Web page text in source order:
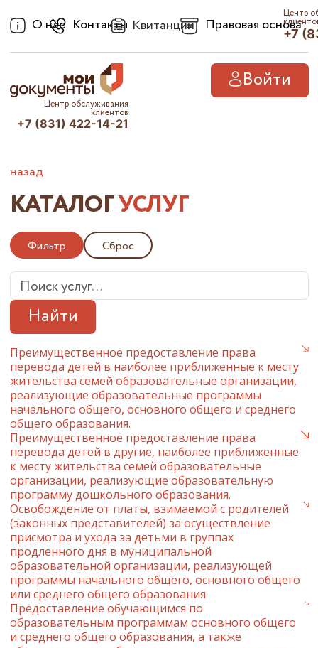
О нас Контакты Квитанции Правовая основа
Центр
+7
Войти
Центр обслуживания
клиентов
+7 (831) 422-14-21
назад
КАТАЛОГУСЛУГ
Фильтр Сброс
Найти
Преимущественное предоставление права
перевода детей в наиболее приближенные к месту
жительства семей образовательные организации,
реализующие образовательные программы
начального общего, основного общего и среднего
общего образования.
Преимущественное предоставление права
перевода детей в другие, наиболее приближенные
к месту жительства семей образовательные
организации, реализующие образовательную
программу дошкольного образования.
Освобождение от платы, взимаемой с родителей
(законных представителей) за осуществление
присмотра и ухода за детьми в группах
продленного дня в муниципальной
образовательной организации, реализующей
программы начального общего, основного общего
или среднего общего образования
Предоставление обучающимся по
образовательным программам основного общего
и среднего общего образования, а также